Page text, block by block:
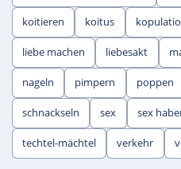
koitieren koitus
liebe machen liebesakt
nageln pimpern poppen
schnackseln sex sex
techtel-mächtel verkehr